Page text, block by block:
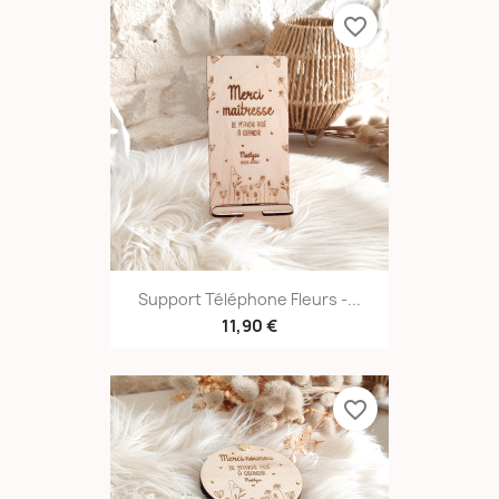
Support Téléphone Fleurs -...
11,90 €
favorite_border
favorite_border